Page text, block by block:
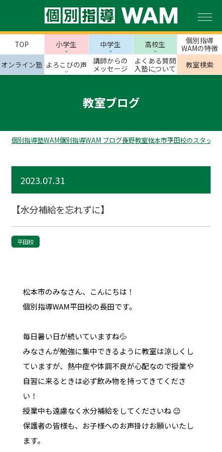
TOP 小学生 中学生 高校生
個別指導
WAMの特徴
オンライン塾 よろこびの声
講師からの
メッセージ
よくある質問
入塾について
教室検索
教室ブログ
個別指導塾WAM個別指導WAM ブログ長野教室松本市平田校のスタッフ
2023.07.31
【水分補給を忘れずに】
平田校
松本市のみなさん、こんにちは！
個別指導WAM平田校の長田です。
毎日暑い日が続いていますね💦
みなさんが勉強に集中できるように教室は涼しくし
ていますが、熱中症や体調不良が心配なので授業や
自習に来るときは必ず飲み物を持ってきてくださ
い！
授業中も遠慮なく水分補給をしてくださいね 😉
保護者の皆様も、お子様へのお声掛けお願いいたし
ます。